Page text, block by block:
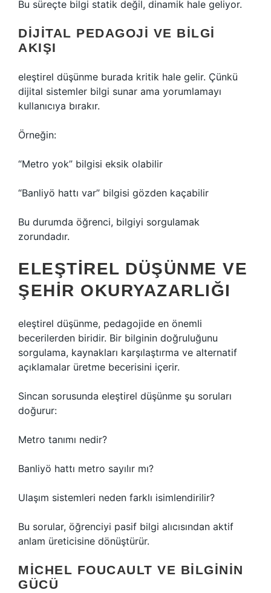
Bu süreçte bilgi statik değil, dinamik hale geliyor.
DIJITAL PEDAGOJI VE BILGI
AKIŞI
eleştirel düşünme burada kritik hale gelir. Çünkü
dijital sistemler bilgi sunar ama yorumlamayı
kullanıcıya bırakır.
Örneğin:
“Metro yok” bilgisi eksik olabilir
“Banliyö hattı var” bilgisi gözden kaçabilir
Bu durumda öğrenci, bilgiyi sorgulamak
zorundadır.
ELEŞTIREL DÜŞÜNME VE
ŞEHIR OKURYAZARLIĞI
eleştirel düşünme, pedagojide en önemli
becerilerden biridir. Bir bilginin doğruluğunu
sorgulama, kaynakları karşılaştırma ve alternatif
açıklamalar üretme becerisini içerir.
Sincan sorusunda eleştirel düşünme şu soruları
doğurur:
Metro tanımı nedir?
Banliyö hattı metro sayılır mı?
Ulaşım sistemleri neden farklı isimlendirilir?
Bu sorular, öğrenciyi pasif bilgi alıcısından aktif
anlam üreticisine dönüştürür.
MICHEL FOUCAULT VE BILGININ
GÜCÜ